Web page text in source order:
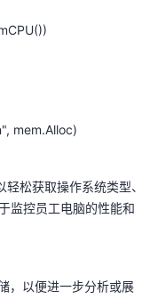
mem.Alloc)
松获取操作系统类型、
监控员工电脑的性能和
，以便进一步分析或展